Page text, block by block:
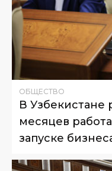
ОБЩЕСТВО
В Узбекистане
месяцев
запуске